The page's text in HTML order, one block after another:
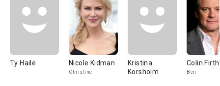
Ty Haile Nicole Kidman
Christine
Kristina
Korsholm
Colin Firth
Ben